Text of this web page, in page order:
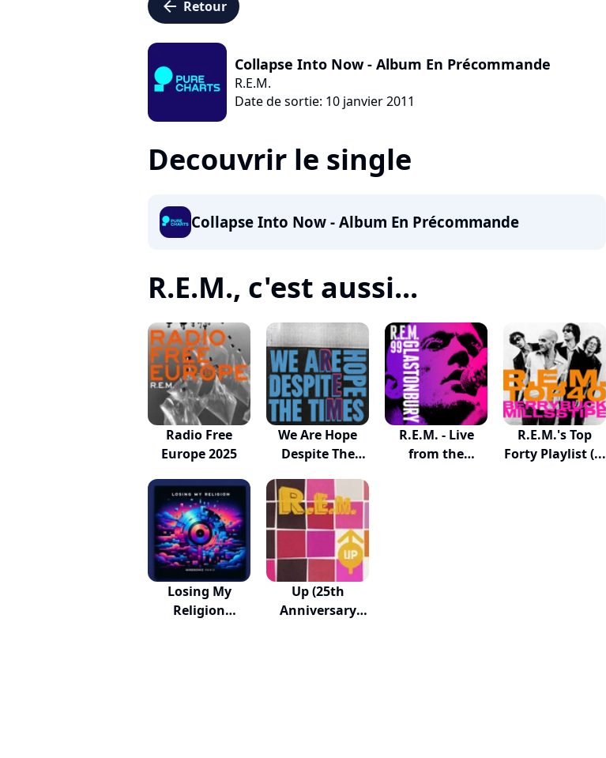
arrow_left Retour
Collapse Into Now - Album En Précommande
R.E.M.
Date de sortie: 10 janvier 2011
Decouvrir le single
Collapse Into Now - Album En Précommande
R.E.M., c'est aussi...
Radio Free
Europe 2025
We Are Hope
Despite The
R.E.M. - Live
from the
R.E.M.'s Top
Forty Playlist (...
Losing My
Religion
Up (25th
Anniversary